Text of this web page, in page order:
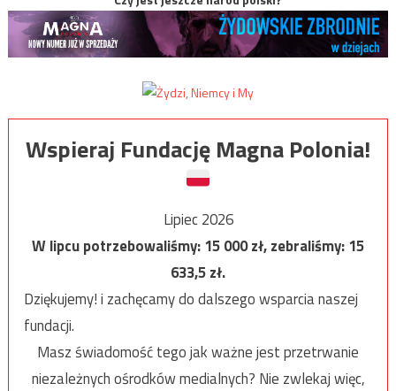
Wspieraj Fundację Magna Polonia!
Lipiec 2026
W lipcu potrzebowaliśmy:15 000zł, zebraliśmy:15
633,5zł.
Dziękujemy! i zachęcamy do dalszego wsparcia naszej
fundacji.
Masz świadomość tego jak ważne jest przetrwanie
niezależnych ośrodków medialnych? Nie zwlekaj więc,